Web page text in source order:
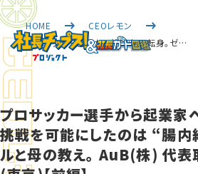
HOME
CEOレモン
プロサッカー選手から起業家へ転身。ゼ…
プロサッカー選手から起業家
挑戦を可能にしたのは “腸内
ルと母の教え。 AuB(株) 代